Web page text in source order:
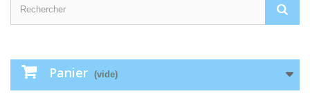
Panier (vide)